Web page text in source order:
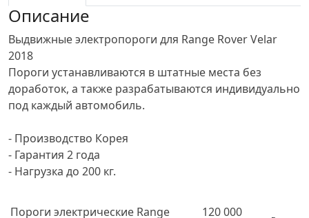
Описание
Выдвижные электропороги для Range Rover Velar
2018
Пороги устанавливаются в штатные места без
доработок, а также разрабатываются индивидуально
под каждый автомобиль.
- Производство Корея
- Гарантия 2 года
- Нагрузка до 200 кг.
Пороги электрические Range
120 000